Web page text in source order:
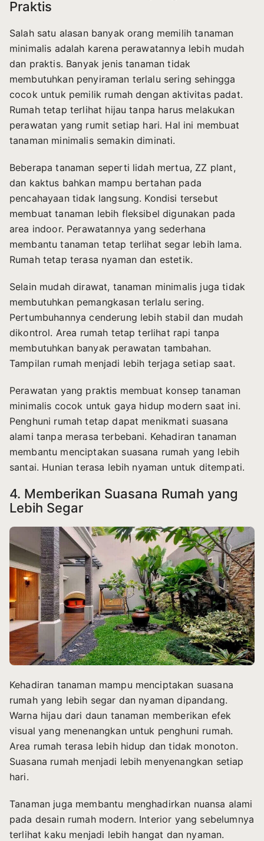
Praktis
Salah satu alasan banyak orang memilih tanaman
minimalis adalah karena perawatannya lebih mudah
dan praktis. Banyak jenis tanaman tidak
membutuhkan penyiraman terlalu sering sehingga
cocok untuk pemilik rumah dengan aktivitas padat.
Rumah tetap terlihat hijau tanpa harus melakukan
perawatan yang rumit setiap hari. Hal ini membuat
tanaman minimalis semakin diminati.
Beberapa tanaman seperti lidah mertua, ZZ plant,
dan kaktus bahkan mampu bertahan pada
pencahayaan tidak langsung. Kondisi tersebut
membuat tanaman lebih fleksibel digunakan pada
area indoor. Perawatannya yang sederhana
membantu tanaman tetap terlihat segar lebih lama.
Rumah tetap terasa nyaman dan estetik.
Selain mudah dirawat, tanaman minimalis juga tidak
membutuhkan pemangkasan terlalu sering.
Pertumbuhannya cenderung lebih stabil dan mudah
dikontrol. Area rumah tetap terlihat rapi tanpa
membutuhkan banyak perawatan tambahan.
Tampilan rumah menjadi lebih terjaga setiap saat.
Perawatan yang praktis membuat konsep tanaman
minimalis cocok untuk gaya hidup modern saat ini.
Penghuni rumah tetap dapat menikmati suasana
alami tanpa merasa terbebani. Kehadiran tanaman
membantu menciptakan suasana rumah yang lebih
santai. Hunian terasa lebih nyaman untuk ditempati.
4. Memberikan Suasana Rumah yang
Lebih Segar
Kehadiran tanaman mampu menciptakan suasana
rumah yang lebih segar dan nyaman dipandang.
Warna hijau dari daun tanaman memberikan efek
visual yang menenangkan untuk penghuni rumah.
Area rumah terasa lebih hidup dan tidak monoton.
Suasana rumah menjadi lebih menyenangkan setiap
hari.
Tanaman juga membantu menghadirkan nuansa alami
pada desain rumah modern. Interior yang sebelumnya
terlihat kaku menjadi lebih hangat dan nyaman.